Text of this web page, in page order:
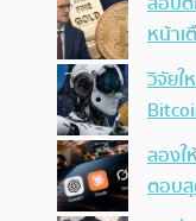
หน้าเ
วิจัยใ
ลองใ
ตอบ